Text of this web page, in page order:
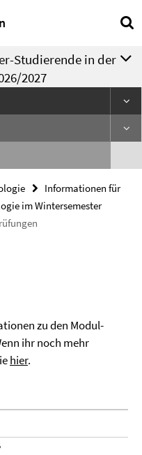
Studierende in der
2027
Informationen für
im Wintersemester
zu den Modul-
ihr noch mehr
hier.